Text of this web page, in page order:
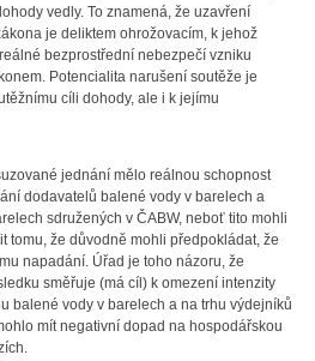
vedly. To znamená, že uzavření
je deliktem ohrožovacím, k jehož
bezprostřední nebezpečí vzniku
Potencialita narušení soutěže je
cíli dohody, ale i k jejímu
jednání mělo reálnou schopnost
dodavatelů balené vody v barelech a
sdružených v ČABW, neboť tito mohli
tomu, že důvodně mohli předpokládat, že
napadání. Úřad je toho názoru, že
směřuje (má cíl) k omezení intenzity
balené vody v barelech a na trhu výdejníků
mít negativní dopad na hospodářskou